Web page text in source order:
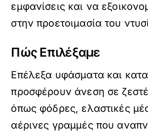
εμφανίσεις και να
στην προετοιμασία του
Πώς Επιλέξαμε
Επέλεξα υφάσματα και
προσφέρουν άνεση σε
όπως φόδρες, ελαστικές
αέρινες γραμμές που